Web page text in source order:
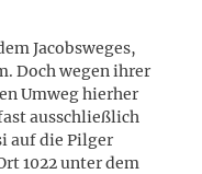
Jacobsweges,
Doch wegen ihrer
Umweg hierher
ausschließlich
auf die Pilger
1022 unter dem